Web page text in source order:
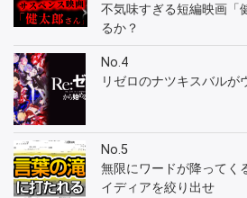
不気味すぎる短編映画「
るか？
No.4
リゼロのナツキスバルが
No.5
無限にワードが降ってく
イディアを絞り出せ